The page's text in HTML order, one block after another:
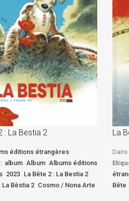
: La Bestia 2
éditions étrangères
album Album Albums éditions
2023 La Bête 2 : La Bestia 2
La Bèstia 2 Cosmo / Nona Arte
La
Dans
Bête